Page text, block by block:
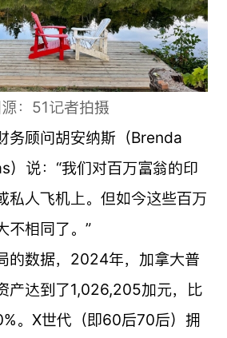
：51记者拍摄
务顾问胡安纳斯（Brenda
）说：“我们对百万富翁的印
私人飞机上。但如今这些百万
不相同了。”
的数据，2024年，加拿大普
产达到了1,026,205加元，比
。X世代（即60后70后）拥